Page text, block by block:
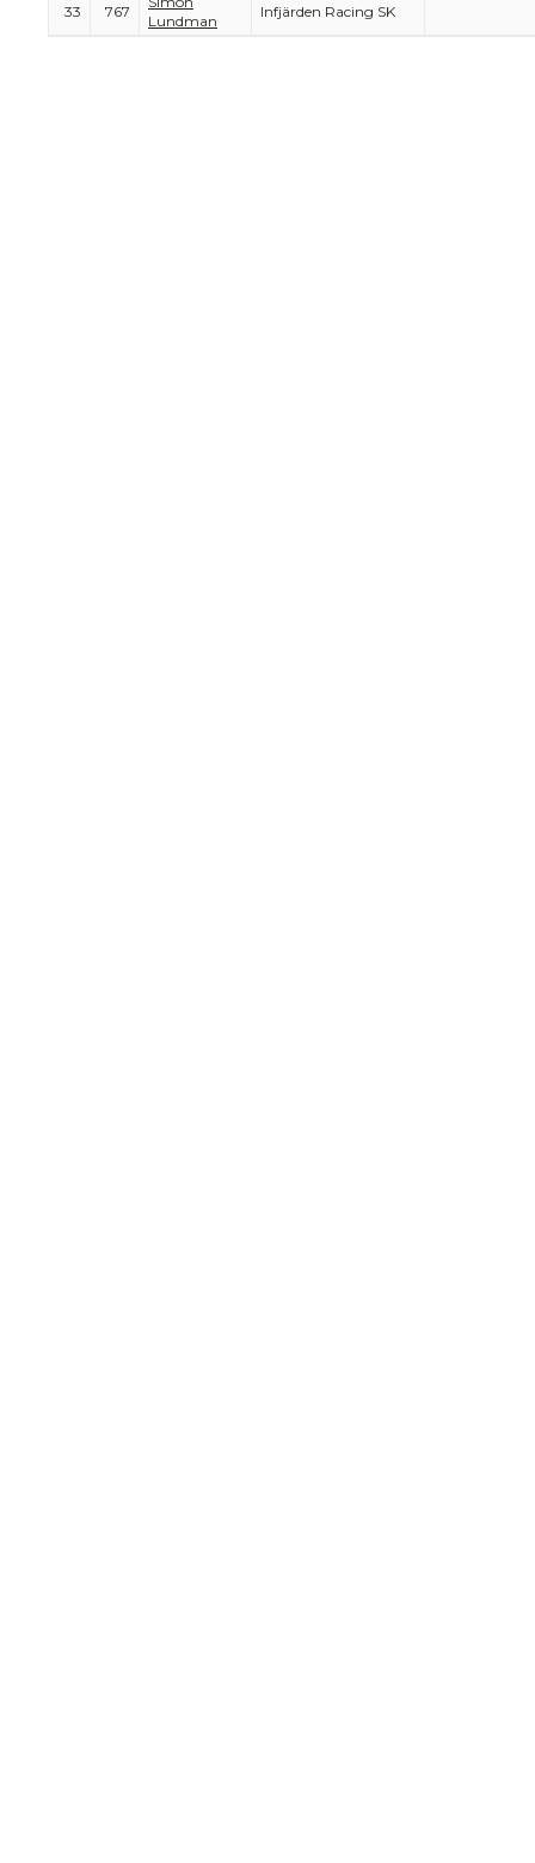
33 767
Lundman
Infjärden Racing SK